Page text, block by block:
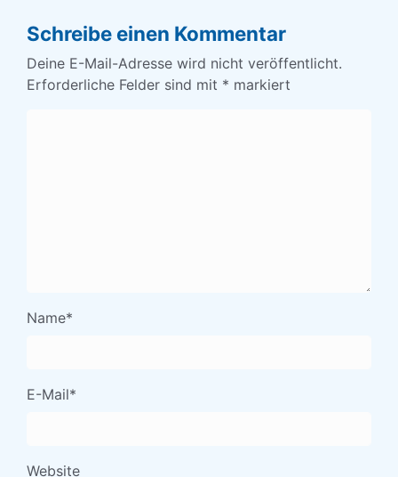
Schreibe einen Kommentar
Deine E-Mail-Adresse wird nicht veröffentlicht.
Erforderliche Felder sind mit * markiert
Name*
E-Mail*
Website